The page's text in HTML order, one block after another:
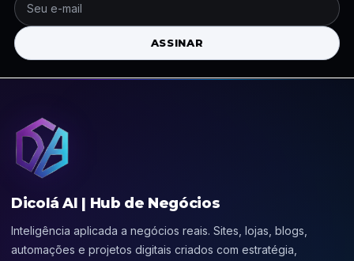
ASSINAR
Dicolá AI | Hub de Negócios
Inteligência aplicada a negócios reais. Sites, lojas, blogs,
automações e projetos digitais criados com estratégia,